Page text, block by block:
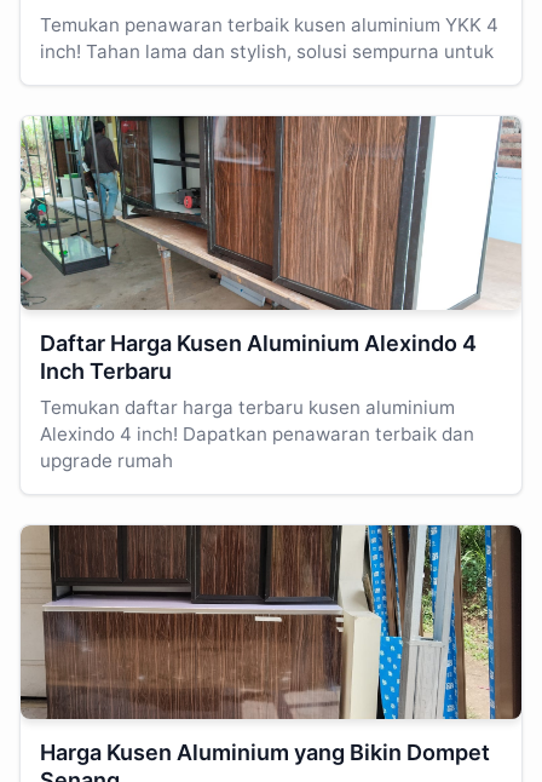
Temukan penawaran terbaik kusen aluminium YKK 4
inch! Tahan lama dan stylish, solusi sempurna untuk
Daftar Harga Kusen Aluminium Alexindo 4
Inch Terbaru
Temukan daftar harga terbaru kusen aluminium
Alexindo 4 inch! Dapatkan penawaran terbaik dan
upgrade rumah
Harga Kusen Aluminium yang Bikin Dompet